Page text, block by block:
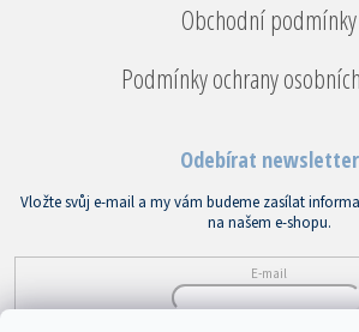
Obchodní podmínky
Podmínky ochrany
Odebírat newsletter
Vložte svůj e-mail a my vám budeme zasílat
na našem e-shopu.
E-mail